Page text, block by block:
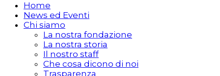
Home
News ed Eventi
Chi siamo
La nostra fondazione
La nostra storia
Il nostro staff
Che cosa dicono di noi
Trasparenza